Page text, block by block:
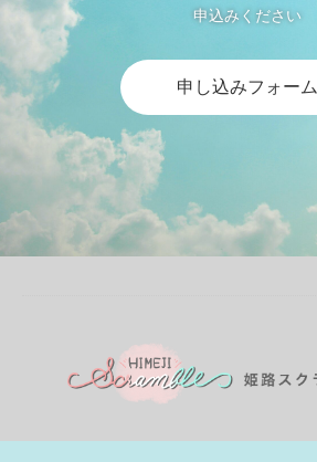
申込みください
申し込みフォーム